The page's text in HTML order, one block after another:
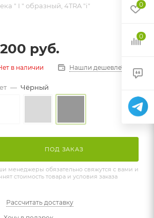
" I " образный, 4TRA "i"
руб.
в наличии Нашли дешевле?
— Чёрный
ПОД ЗАКАЗ
менеджеры обязательно свяжутся с вами и
стоимость товара и условия заказа
Рассчитать доставку
0
0